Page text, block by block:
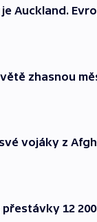
Auckland.
zhasnou
vojáky z
12